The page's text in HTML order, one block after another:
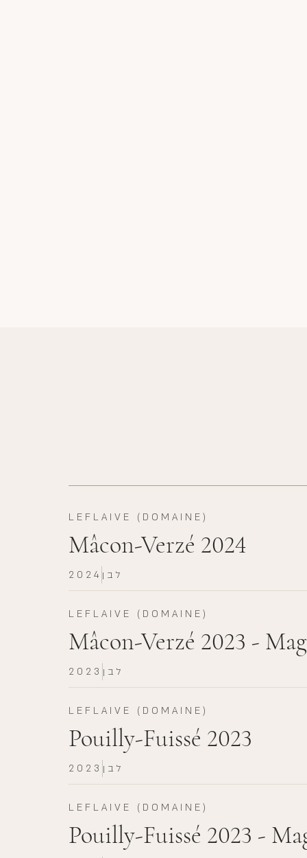
LEFLAIVE (DOMAINE)
Mâcon-Verzé 2024
2024 לבן
LEFLAIVE (DOMAINE)
Mâcon-Verzé 2023 -
2023 לבן
LEFLAIVE (DOMAINE)
Pouilly-Fuissé 2023
2023 לבן
LEFLAIVE (DOMAINE)
Pouilly-Fuissé 2023 -